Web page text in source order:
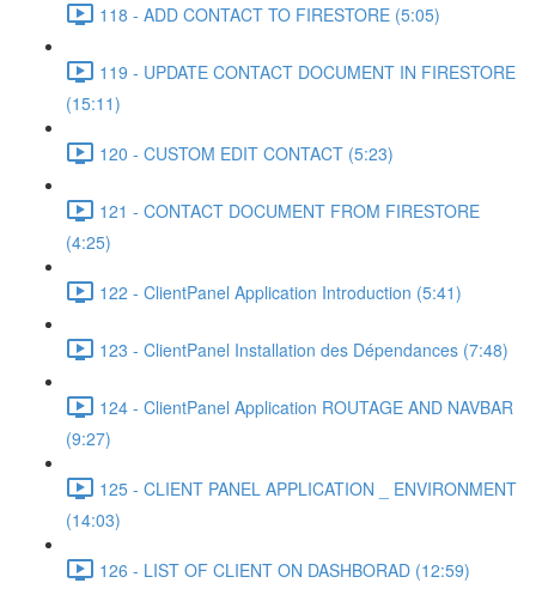
118 - ADD CONTACT TO FIRESTORE (5:05)
119 - UPDATE CONTACT DOCUMENT IN FIRESTORE
(15:11)
120 - CUSTOM EDIT CONTACT (5:23)
121 - CONTACT DOCUMENT FROM FIRESTORE
(4:25)
122 - ClientPanel Application Introduction (5:41)
123 - ClientPanel Installation des Dépendances (7:48)
124 - ClientPanel Application ROUTAGE AND NAVBAR
(9:27)
125 - CLIENT PANEL APPLICATION _ ENVIRONMENT
(14:03)
126 - LIST OF CLIENT ON DASHBORAD (12:59)